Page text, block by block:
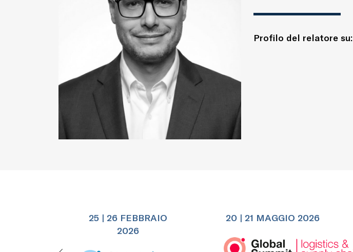
Profilo del relatore su:
25 | 26 FEBBRAIO
2026
20 | 21 MAGGIO 2026